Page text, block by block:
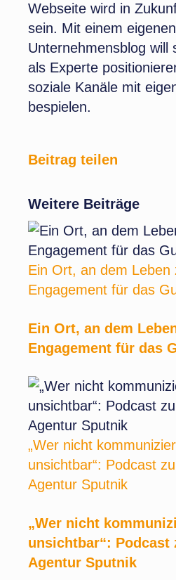
Webseite wird in
sein. Mit einem eigenen
Unternehmensblog will
als Experte
soziale Kanäle mit
bespielen.
Beitrag teilen
Weitere Beiträge
Ein Ort, an dem Leben
Engagement für das
Ein Ort, an dem
Engagement für das
„Wer nicht
unsichtbar“: Podcast
Agentur Sputnik
„Wer nicht
unsichtbar“: Podcast
Agentur Sputnik